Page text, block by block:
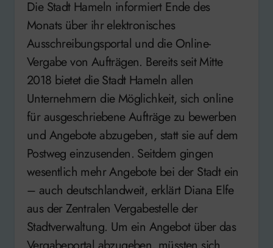
Die Stadt Hameln informiert Ende des
Monats über ihr elektronisches
Ausschreibungsportal und die Online-
Vergabe von Aufträgen. Bereits seit Mitte
2018 bietet die Stadt Hameln allen
Unternehmern die Möglichkeit, sich online
für ausgeschriebene Aufträge zu bewerben
und Angebote abzugeben, statt sie auf dem
Postweg einzusenden. Seitdem gingen
wesentlich mehr Angebote bei der Stadt ein
– auch deutschlandweit, erklärt Diana Elfe
aus der Zentralen Vergabestelle der
Stadtverwaltung. Um ein Angebot über das